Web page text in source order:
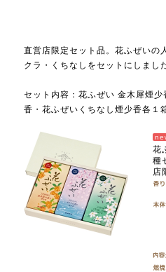
直営店限定セット品。花ふぜいの
クラ・くちなしをセットにしまし
セット内容：花ふぜい 金木犀煙少
香・花ふぜいくちなし煙少香各１
花
種
店